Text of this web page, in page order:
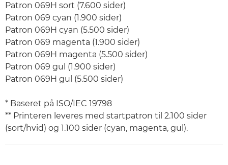
Patron 069H sort (7.600 sider)
Patron 069 cyan (1.900 sider)
Patron 069H cyan (5.500 sider)
Patron 069 magenta (1.900 sider)
Patron 069H magenta (5.500 sider)
Patron 069 gul (1.900 sider)
Patron 069H gul (5.500 sider)
* Baseret på ISO/IEC 19798
** Printeren leveres med startpatron til 2.100 sider
(sort/hvid) og 1.100 sider (cyan, magenta, gul).